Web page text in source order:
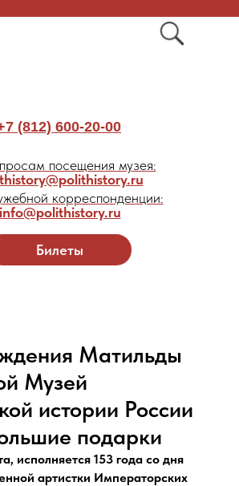
Билеты
(812) 600-20-00
посещения музея:
корреспонденции:
info@polithistory.ru
Матильды
Музей
истории России
подарки
исполняется 153 года со дня
артистки Императорских